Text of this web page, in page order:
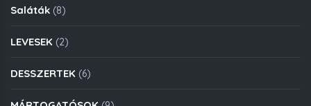
Saláták (8)
LEVESEK (2)
DESSZERTEK (6)